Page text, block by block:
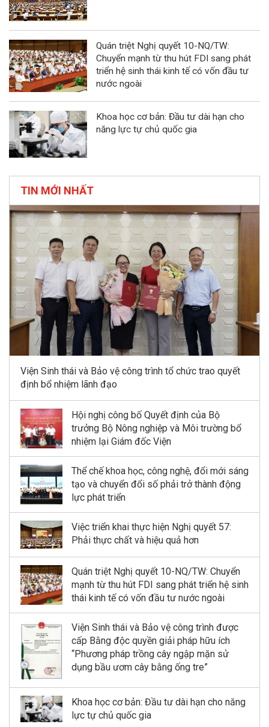
Quán triệt Nghị quyết 10-NQ/TW:
Chuyển mạnh từ thu hút FDI sang phát
triển hệ sinh thái kinh tế có vốn đầu tư
nước ngoài
Khoa học cơ bản: Đầu tư dài hạn cho
năng lực tự chủ quốc gia
TIN MỚI NHẤT
Viện Sinh thái và Bảo vệ công trình tổ chức trao quyết
định bổ nhiệm lãnh đạo
Hội nghị công bố Quyết định của Bộ
trưởng Bộ Nông nghiệp và Môi trường bổ
nhiệm lại Giám đốc Viện
Thể chế khoa học, công nghệ, đổi mới sáng
tạo và chuyển đổi số phải trở thành động
lực phát triển
Việc triển khai thực hiện Nghị quyết 57:
Phải thực chất và hiệu quả hơn
Quán triệt Nghị quyết 10-NQ/TW: Chuyển
mạnh từ thu hút FDI sang phát triển hệ sinh
thái kinh tế có vốn đầu tư nước ngoài
Viện Sinh thái và Bảo vệ công trình được
cấp Bằng độc quyền giải pháp hữu ích
“Phương pháp trồng cây ngập mặn sử
dụng bầu ươm cây bằng ống tre”
Khoa học cơ bản: Đầu tư dài hạn cho năng
lực tự chủ quốc gia